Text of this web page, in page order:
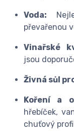
Voda:
převařenou
Vinařské
jsou
Živná sůl
Koření a
hřebíček,
chuťový